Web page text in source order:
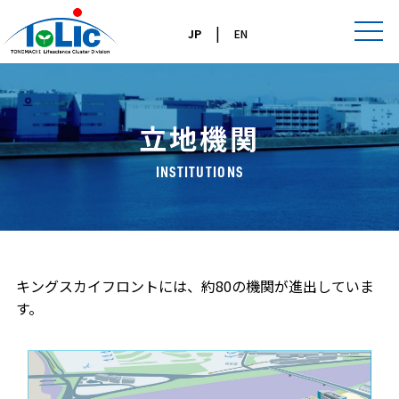
JP| EN
立地機関
INSTITUTIONS
キングスカイフロントには、約80の機関が進出していま
す。